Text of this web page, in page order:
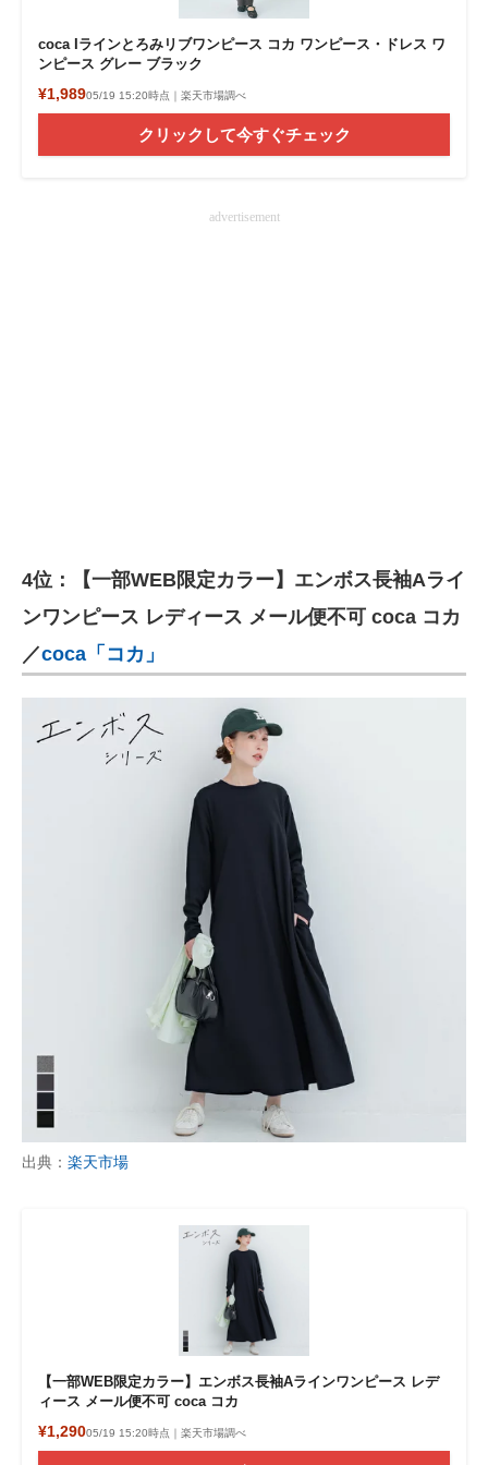
coca Iラインとろみリブワンピース コカ ワンピース・ドレス ワ
ンピース グレー ブラック
¥1,98905/19 15:20時点｜楽天市場調べ
クリックして今すぐチェック
advertisement
4位：【一部WEB限定カラー】エンボス長袖Aライ
ンワンピース レディース メール便不可 coca コカ
／coca「コカ」
出典： 楽天市場
【一部WEB限定カラー】エンボス長袖Aラインワンピース レデ
ィース メール便不可 coca コカ
¥1,29005/19 15:20時点｜楽天市場調べ